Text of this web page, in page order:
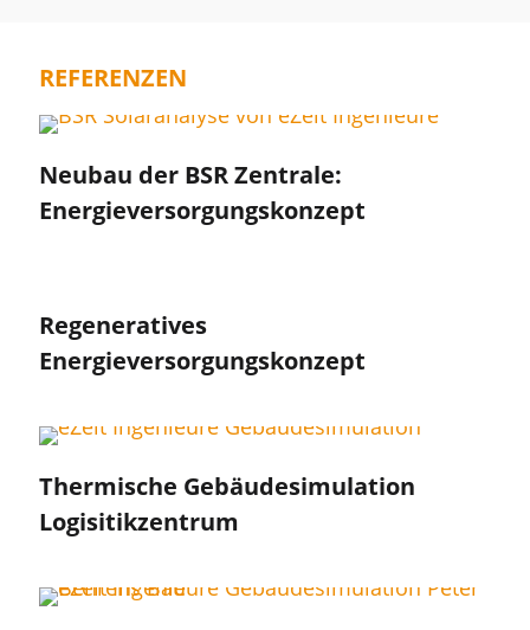
REFERENZEN
Neubau der BSR Zentrale:
Energieversorgungskonzept
Regeneratives
Energieversorgungskonzept
Thermische Gebäudesimulation
Logisitikzentrum